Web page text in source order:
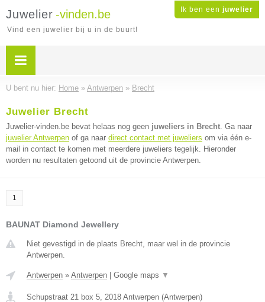
Ik ben een juwelier
Juwelier -vinden.be
Vind een juwelier bij u in de buurt!
U bent nu hier: Home » Antwerpen » Brecht
Juwelier Brecht
Juwelier-vinden.be bevat helaas nog geen juweliers in Brecht. Ga naar
juwelier Antwerpen of ga naar direct contact met juweliers om via één e-
mail in contact te komen met meerdere juweliers tegelijk. Hieronder
worden nu resultaten getoond uit de provincie Antwerpen.
1
BAUNAT Diamond Jewellery
Niet gevestigd in de plaats Brecht, maar wel in de provincie
Antwerpen.
Antwerpen » Antwerpen Google maps ▼
Schupstraat 21 box 5, 2018 Antwerpen (Antwerpen)